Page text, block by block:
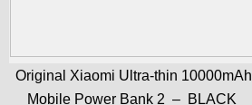
Original Xiaomi Ultra-thin 10000mAh
Mobile Power Bank 2 – BLACK